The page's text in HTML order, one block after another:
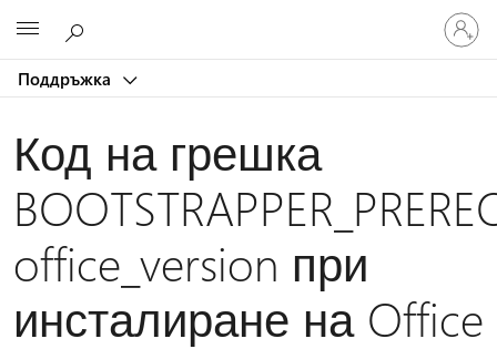
Поддръжка
Влезте
във
вашия
Код на грешка
office_version при
инсталиране на Office